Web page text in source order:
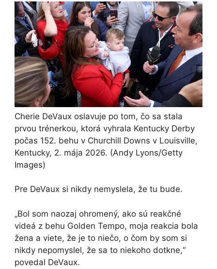
Cherie DeVaux oslavuje po tom, čo sa stala
prvou trénerkou, ktorá vyhrala Kentucky Derby
počas 152. behu v Churchill Downs v Louisville,
Kentucky, 2. mája 2026. (Andy Lyons/Getty
Images)
Pre DeVaux si nikdy nemyslela, že tu bude.
„Bol som naozaj ohromený, ako sú reakčné
videá z behu Golden Tempo, moja reakcia bola
žena a viete, že je to niečo, o čom by som si
nikdy nepomyslel, že sa to niekoho dotkne,“
povedal DeVaux.